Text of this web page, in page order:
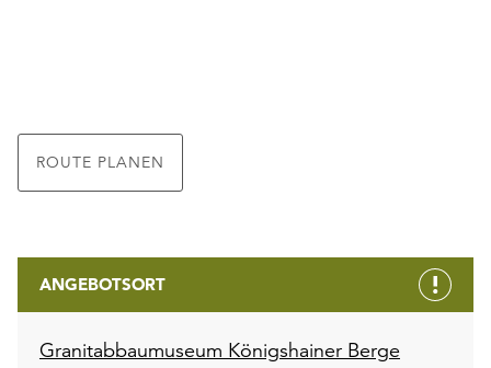
ROUTE PLANEN
ANGEBOTSORT
Granitabbaumuseum Königshainer Berge